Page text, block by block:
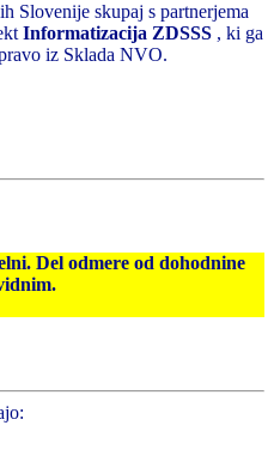
Slovenije skupaj s partnerjema
Informatizacija ZDSSS , ki ga
iz Sklada NVO.
Del odmere od dohodnine